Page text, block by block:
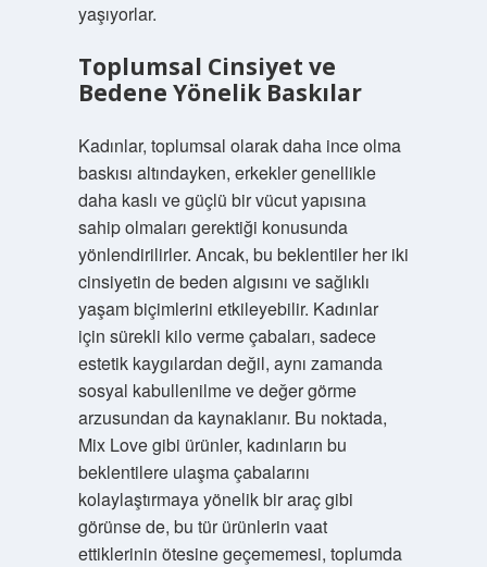
yaşıyorlar.
Toplumsal Cinsiyet ve
Bedene Yönelik Baskılar
Kadınlar, toplumsal olarak daha ince olma
baskısı altındayken, erkekler genellikle
daha kaslı ve güçlü bir vücut yapısına
sahip olmaları gerektiği konusunda
yönlendirilirler. Ancak, bu beklentiler her iki
cinsiyetin de beden algısını ve sağlıklı
yaşam biçimlerini etkileyebilir. Kadınlar
için sürekli kilo verme çabaları, sadece
estetik kaygılardan değil, aynı zamanda
sosyal kabullenilme ve değer görme
arzusundan da kaynaklanır. Bu noktada,
Mix Love gibi ürünler, kadınların bu
beklentilere ulaşma çabalarını
kolaylaştırmaya yönelik bir araç gibi
görünse de, bu tür ürünlerin vaat
ettiklerinin ötesine geçememesi, toplumda